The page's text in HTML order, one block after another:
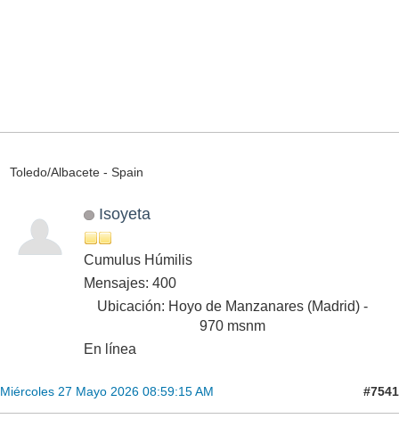
Toledo/Albacete - Spain
Isoyeta
Cumulus Húmilis
Mensajes: 400
Ubicación: Hoyo de Manzanares (Madrid) -
970 msnm
En línea
Miércoles 27 Mayo 2026 08:59:15 AM #7541